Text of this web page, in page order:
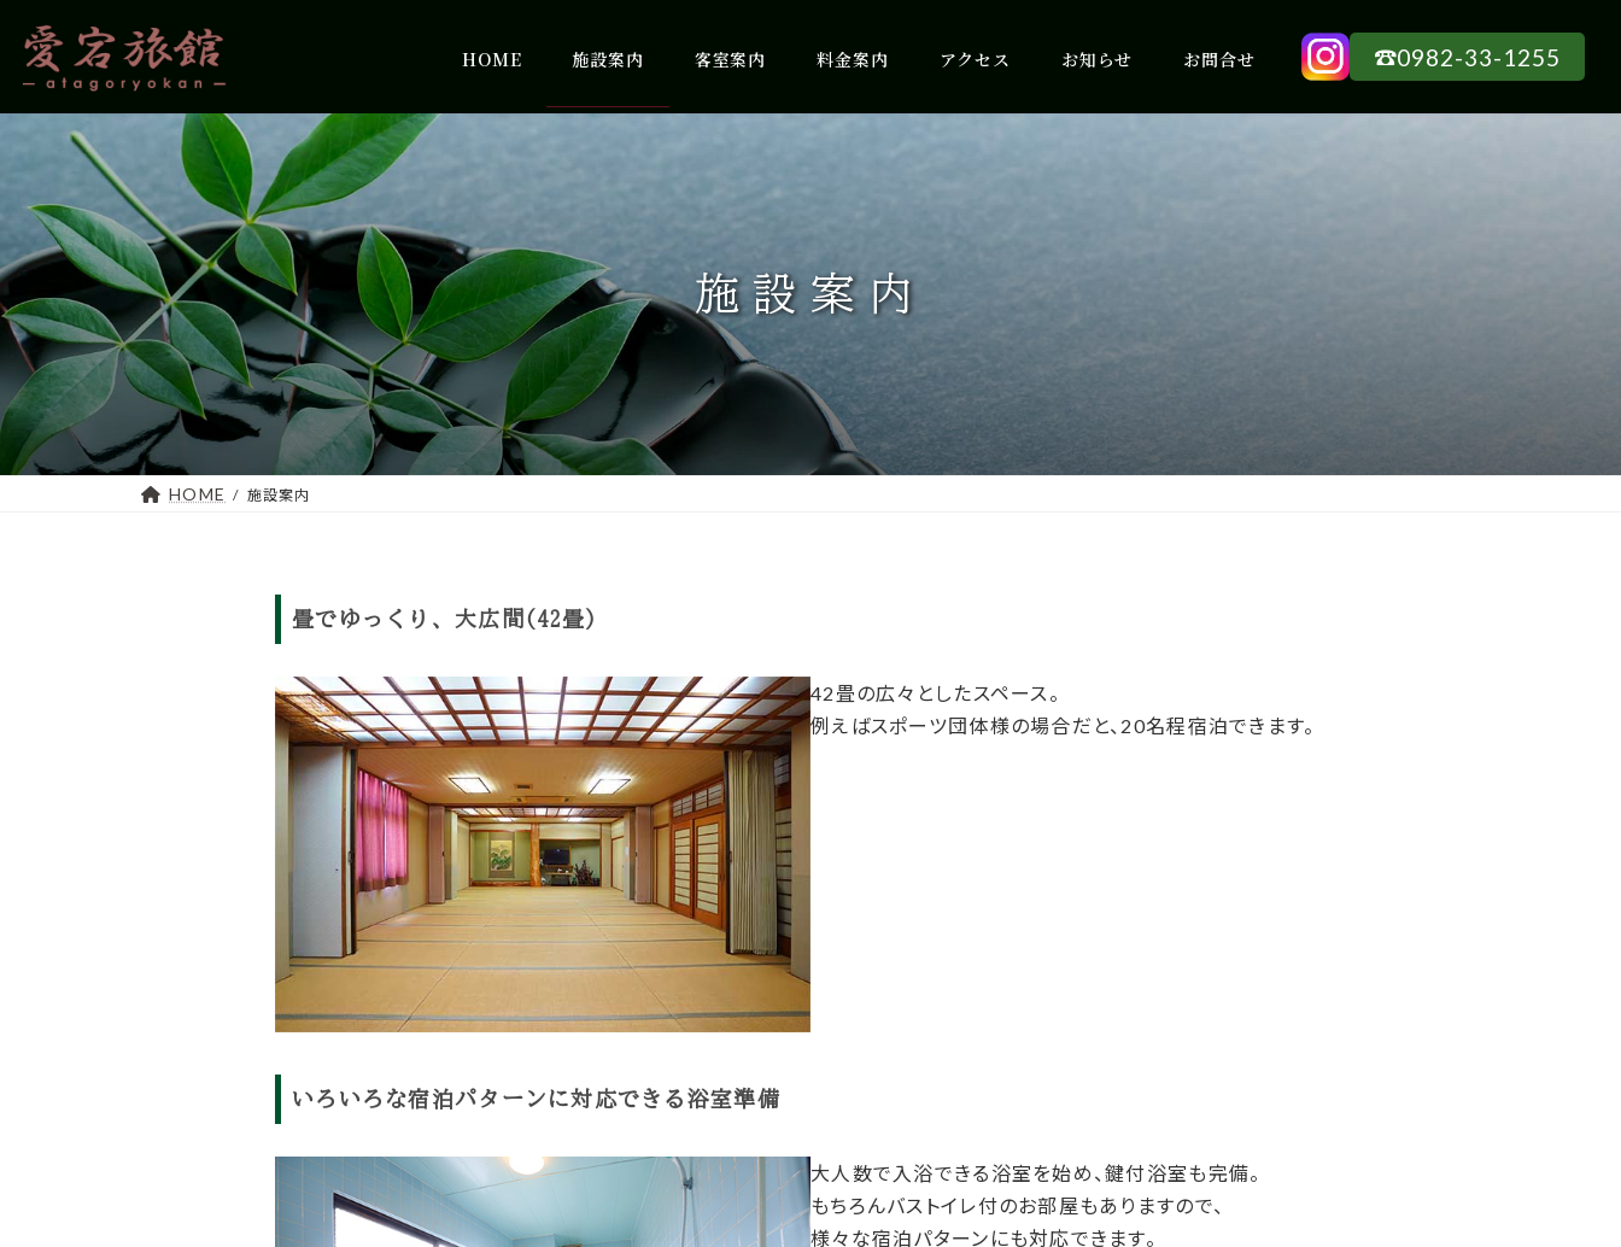
HOME 施設案内 客室案内 料金案内 アクセス お知らせ お問合せ ☎︎0982-33-1255
施設案内
HOME 施設案内
畳でゆっくり、大広間(42畳)
42畳の広々としたスペース。
例えばスポーツ団体様の場合だと、20名程宿泊できます。
いろいろな宿泊パターンに対応できる浴室準備
大人数で入浴できる浴室を始め、鍵付浴室も完備。
もちろんバストイレ付のお部屋もありますので、
様々な宿泊パターンにも対応できます。